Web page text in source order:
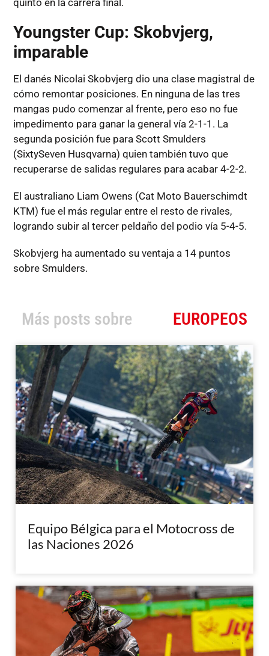
Youngster Cup: Skobvjerg,
imparable
El danés Nicolai Skobvjerg dio una clase magistral de
cómo remontar posiciones. En ninguna de las tres
mangas pudo comenzar al frente, pero eso no fue
impedimento para ganar la general vía 2-1-1. La
segunda posición fue para Scott Smulders
(SixtySeven Husqvarna) quien también tuvo que
recuperarse de salidas regulares para acabar 4-2-2.
El australiano Liam Owens (Cat Moto Bauerschimdt
KTM) fue el más regular entre el resto de rivales,
logrando subir al tercer peldaño del podio vía 5-4-5.
Skobvjerg ha aumentado su ventaja a 14 puntos
sobre Smulders.
Más posts sobre EUROPEOS
Equipo Bélgica para el Motocross de
las Naciones 2026